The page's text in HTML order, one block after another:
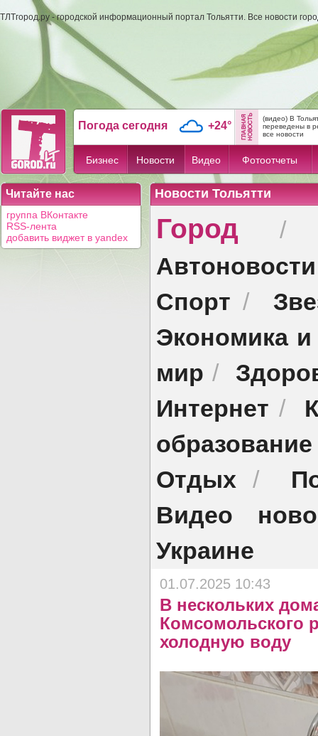
ТЛТгород.ру - городской информационный портал Тольятти. Все новости
Погода сегодня +24°
(видео) В
переведены в
все новости
Бизнес Новости Видео Фотоотчеты
Читайте нас
группа ВКонтакте
RSS-лента
добавить виджет в yandex
Новости Тольятти
Город
Автоновости
Спорт /
Экономика
мир /
Интернет /
образование
Отдых /
Видео
Украине
01.07.2025 10:43
В нескольких
Комсомольского
холодную воду